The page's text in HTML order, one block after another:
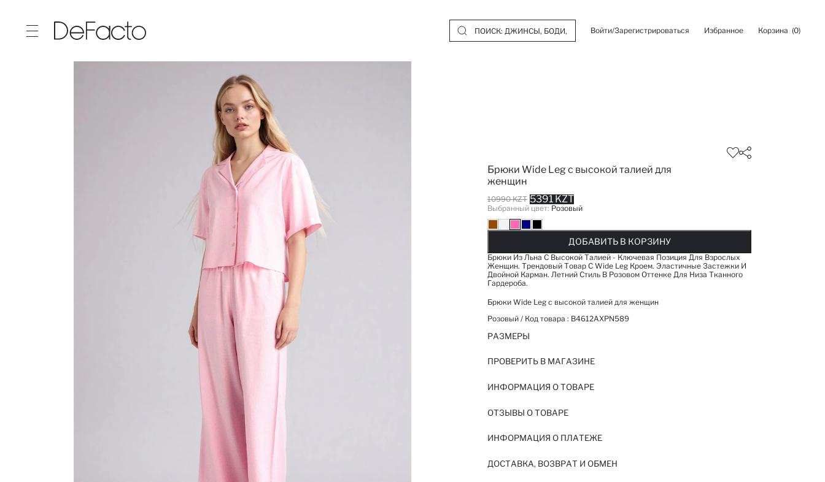
Войти/Зарегистрироваться Избранное Корзина (0)
Брюки Wide Leg c высокой талией для
женщин
10990 KZT 5391 KZT
Выбранный цвет: Розовый
ДОБАВИТЬ В КОРЗИНУ
ДОБАВЛЕНО В СПИСОК ИЗБРАНОГО
Брюки Из Льна С Высокой Талией - Ключевая Позиция Для Взрослых
Женщин. Трендовый Товар С Wide Leg Кроем. Эластичные Застежки И
Двойной Карман. Летний Стиль В Розовом Оттенке Для Низа Тканного
Гардероба.
Брюки Wide Leg c высокой талией для женщин
Розовый / Код товара : B4612AXPN589
РАЗМЕРЫ
ПРОВЕРИТЬ В МАГАЗИНЕ
ИНФОРМАЦИЯ О ТОВАРЕ
ОТЗЫВЫ О ТОВАРЕ
ИНФОРМАЦИЯ О ПЛАТЕЖЕ
ДОСТАВКА, ВОЗВРАТ И ОБМЕН